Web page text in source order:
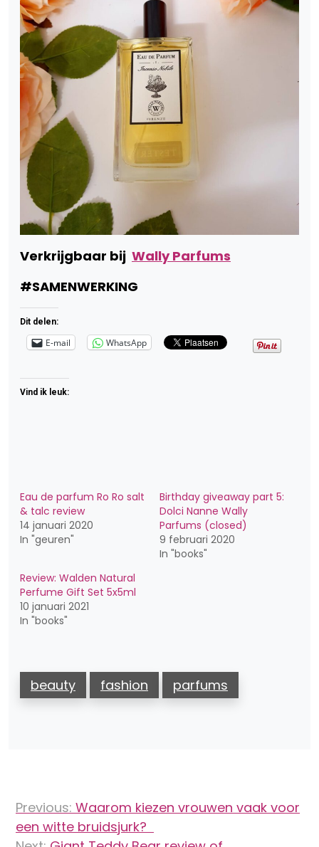
Verkrijgbaar bij Wally Parfums
#SAMENWERKING
Dit delen:
E-mail WhatsApp
Vind ik leuk:
Eau de parfum Ro Ro salt
& talc review
14 januari 2020
In "geuren"
Birthday giveaway part 5:
Dolci Nanne Wally
Parfums (closed)
9 februari 2020
In "books"
Review: Walden Natural
Perfume Gift Set 5x5ml
10 januari 2021
In "books"
beauty fashion parfums
navigatie
Previous: Waarom kiezen vrouwen vaak voor
een witte bruidsjurk?